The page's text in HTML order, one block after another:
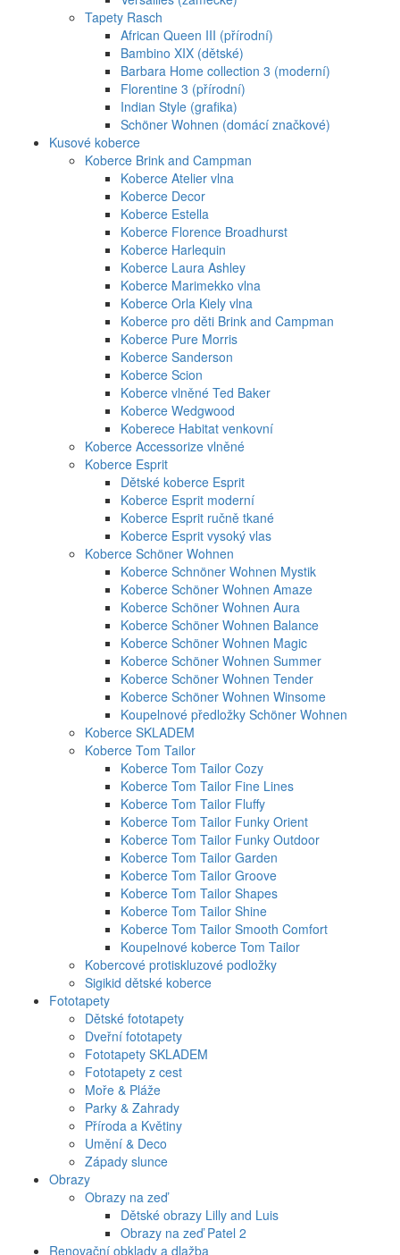
Tapety Rasch
African Queen III (přírodní)
Bambino XIX (dětské)
Barbara Home collection 3 (moderní)
Florentine 3 (přírodní)
Indian Style (grafika)
Schöner Wohnen (domácí značkové)
Kusové koberce
Koberce Brink and Campman
Koberce Atelier vlna
Koberce Decor
Koberce Estella
Koberce Florence Broadhurst
Koberce Harlequin
Koberce Laura Ashley
Koberce Marimekko vlna
Koberce Orla Kiely vlna
Koberce pro děti Brink and Campman
Koberce Pure Morris
Koberce Sanderson
Koberce Scion
Koberce vlněné Ted Baker
Koberce Wedgwood
Koberece Habitat venkovní
Koberce Accessorize vlněné
Koberce Esprit
Dětské koberce Esprit
Koberce Esprit moderní
Koberce Esprit ručně tkané
Koberce Esprit vysoký vlas
Koberce Schöner Wohnen
Koberce Schnöner Wohnen Mystik
Koberce Schöner Wohnen Amaze
Koberce Schöner Wohnen Aura
Koberce Schöner Wohnen Balance
Koberce Schöner Wohnen Magic
Koberce Schöner Wohnen Summer
Koberce Schöner Wohnen Tender
Koberce Schöner Wohnen Winsome
Koupelnové předložky Schöner Wohnen
Koberce SKLADEM
Koberce Tom Tailor
Koberce Tom Tailor Cozy
Koberce Tom Tailor Fine Lines
Koberce Tom Tailor Fluffy
Koberce Tom Tailor Funky Orient
Koberce Tom Tailor Funky Outdoor
Koberce Tom Tailor Garden
Koberce Tom Tailor Groove
Koberce Tom Tailor Shapes
Koberce Tom Tailor Shine
Koberce Tom Tailor Smooth Comfort
Koupelnové koberce Tom Tailor
Kobercové protiskluzové podložky
Sigikid dětské koberce
Fototapety
Dětské fototapety
Dveřní fototapety
Fototapety SKLADEM
Fototapety z cest
Moře & Pláže
Parky & Zahrady
Příroda a Květiny
Umění & Deco
Západy slunce
Obrazy
Obrazy na zeď
Dětské obrazy Lilly and Luis
Obrazy na zeď Patel 2
Renovační obklady a dlažba